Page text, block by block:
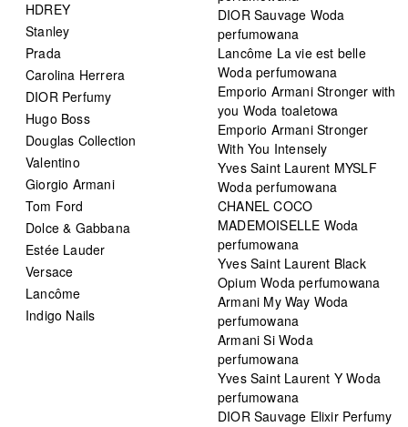
HDREY
Stanley
Prada
Carolina Herrera
DIOR Perfumy
Hugo Boss
Douglas Collection
Valentino
Giorgio Armani
Tom Ford
Dolce & Gabbana
Estée Lauder
Versace
Lancôme
Indigo Nails
DIOR Sauvage Woda
perfumowana
Lancôme La vie est belle
Woda perfumowana
Emporio Armani Stronger with
you Woda toaletowa
Emporio Armani Stronger
With You Intensely
Yves Saint Laurent MYSLF
Woda perfumowana
CHANEL COCO
MADEMOISELLE Woda
perfumowana
Yves Saint Laurent Black
Opium Woda perfumowana
Armani My Way Woda
perfumowana
Armani Si Woda
perfumowana
Yves Saint Laurent Y Woda
perfumowana
DIOR Sauvage Elixir Perfumy